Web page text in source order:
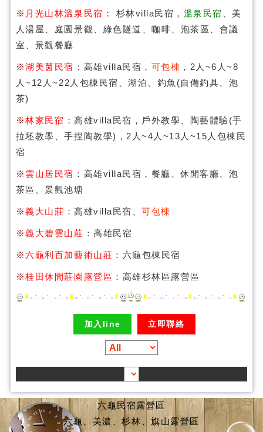
※ 月光山林溫泉民宿 ： 杉林villa民宿， 溫泉民宿
、美
人湯屋、庭園景觀、綠色隧道、咖啡、泡茶區、會議
室、景觀餐廳
※湖美茵民宿 ：高雄villa民宿， 可包棟 ，2人~6人~8
人~12人~22人包棟民宿、湖泊、釣魚(自備釣具、泡
茶)
※林家民宿 ：高雄villa民宿，戶外教學、陶藝體驗(手
拉坯教學、手捏陶教學)，2人~4人~13人~15人包棟民
宿
※ 雲山居民宿 ：高雄villa民宿，餐廳、休閒客廳、泡
茶區、景觀池塘
※義大山莊 ：高雄villa民宿、可包棟
※義大碧雲山莊 ：高雄民宿
※六龜利百加藝術山莊 ：六龜包棟民宿
※桂田休閒莊園露營區 ：高雄杉林區露營區
加入line 立即聯絡
六龜民宿露營區
六龜、美濃、杉林、旗山露營區